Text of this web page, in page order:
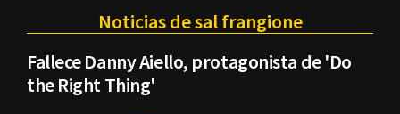
Noticias de sal frangione
Fallece Danny Aiello, protagonista de 'Do
the Right Thing'